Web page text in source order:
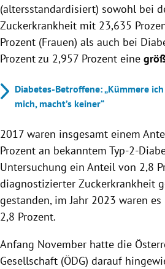
(altersstandardisiert) sowohl bei
Zuckerkrankheit mit 23,635
Prozent (Frauen) als auch bei
Prozent zu 2,957 Prozent eine
Diabetes-Betroffene: „Kümmere
mich, macht’s keiner“
2017 waren insgesamt einem
Prozent an bekanntem Typ-2-
Untersuchung ein Anteil von 2,8
diagnostizierter Zuckerkrankheit
gestanden, im Jahr 2023 waren
2,8 Prozent.
Anfang November hatte die
Gesellschaft (ÖDG) darauf